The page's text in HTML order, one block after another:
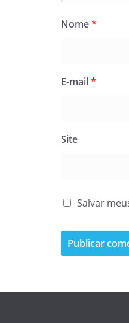
Nome*
E-mail*
Site
Salvar